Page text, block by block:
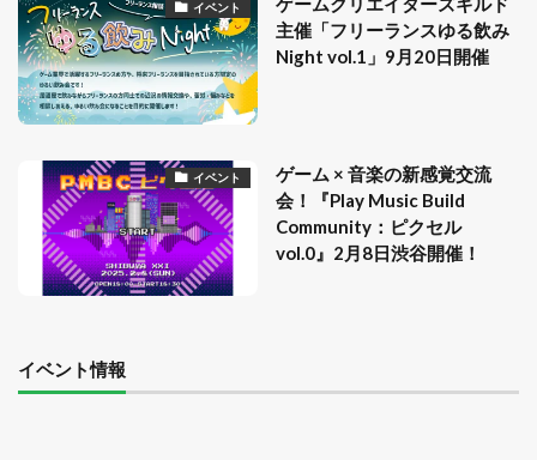
イベント
主催「フリーランスゆる飲み
Night vol.1」9月20日開催
イベント
ゲーム × 音楽の新感覚交流
会！『Play Music Build
Community：ピクセル
vol.0』2月8日渋谷開催！
イベント情報